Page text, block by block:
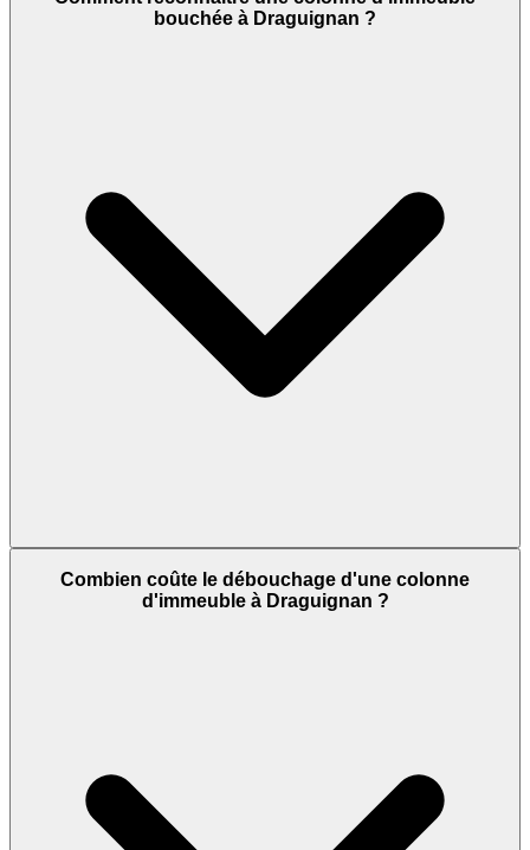
bouchée à Draguignan ?
Combien coûte le débouchage d'une colonne
d'immeuble à Draguignan ?